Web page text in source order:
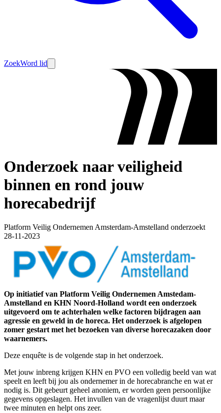
ZoekWord lid
Onderzoek naar veiligheid
binnen en rond jouw
horecabedrijf
Platform Veilig Ondernemen Amsterdam-Amstelland onderzoekt
28-11-2023
Op initiatief van Platform Veilig Ondernemen Amstedam-
Amstelland en KHN Noord-Holland wordt een onderzoek
uitgevoerd om te achterhalen welke factoren bijdragen aan
agressie en geweld in de horeca. Het onderzoek is afgelopen
zomer gestart met het bezoeken van diverse horecazaken door
waarnemers.
Deze enquête is de volgende stap in het onderzoek.
Met jouw inbreng krijgen KHN en PVO een volledig beeld van wat
speelt en leeft bij jou als ondernemer in de horecabranche en wat er
nodig is. Dit gebeurt geheel anoniem, er worden geen persoonlijke
gegevens opgeslagen. Het invullen van de vragenlijst duurt maar
twee minuten en helpt ons zeer.